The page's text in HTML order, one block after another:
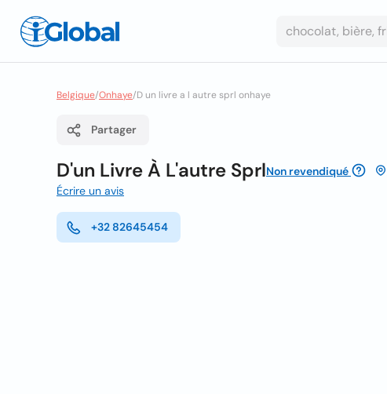
Belgique/Onhaye/D un livre a l autre sprl onhaye
Partager
D'un Livre À L'autre SprlNon revendiqué
Écrire un avis
+32 82645454